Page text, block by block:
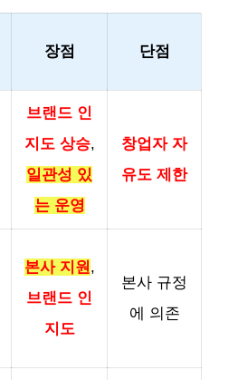
장점 단점
브랜드 인
지도 상승,
일관성 있
는 운영
창업자 자
유도 제한
본사 지원,
브랜드 인
지도
본사 규정
에 의존